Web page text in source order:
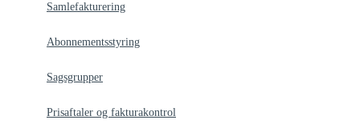
Samlefakturering
Abonnementsstyring
Sagsgrupper
Prisaftaler og fakturakontrol